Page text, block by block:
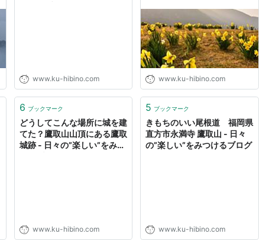
www.ku-hibino.com www.ku-hibino.com
6 ブックマーク
どうしてこんな場所に城を建
てた？鷹取山山頂にある鷹取
城跡 - 日々の”楽しい”をみつ
www.ku-hibino.com
5 ブックマーク
きもちのいい尾根道 福岡県
直方市永満寺 鷹取山 - 日々
の”楽しい”をみつけるブログ
www.ku-hibino.com